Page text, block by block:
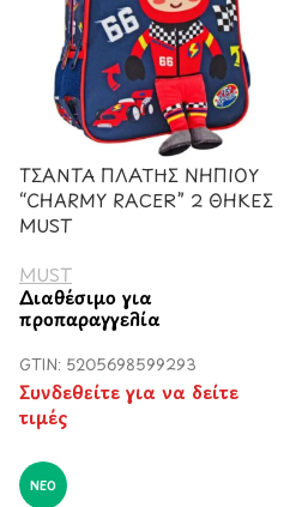
ΤΣΑΝΤΑ ΠΛΑΤΗΣ ΝΗΠΙΟΥ
“CHARMY RACER” 2 ΘΗΚΕΣ
MUST
MUST
Διαθέσιμο για
προπαραγγελία
GTIN: 5205698599293
Συνδεθείτε για να δείτε
τιμές
ΝΈΟ